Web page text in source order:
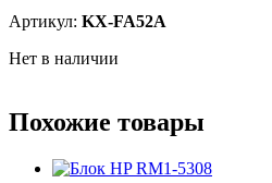
Артикул: KX-FA52A
Нет в наличии
Похожие товары